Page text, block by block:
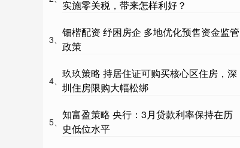
实施零关税，带来怎样利好？
3、
钿楷配资 纾困房企 多地优化预售资金监管
政策
4、
玖玖策略 持居住证可购买核心区住房，深
圳住房限购大幅松绑
5、
知富盈策略 央行：3月贷款利率保持在历
史低位水平